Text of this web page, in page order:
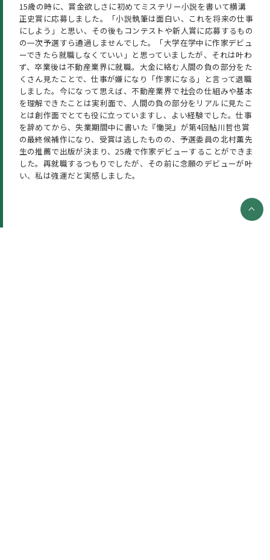
15歳の時に、賞金欲しさに初めてミステリー小説を書いて横溝
正史賞に応募しました。「小説執筆は面白い、これを将来の仕事
にしよう」と思い、その後もコンテストや新人賞に応募するもの
の一次予選すら通過しませんでした。「大学在学中に作家デビュ
ーできたら就職しなくていい」と思っていましたが、それは叶わ
ず、卒業後は不動産業界に就職。大金に絡む人間の負の部分をた
くさん見たことで、仕事が嫌になり「作家になる」と言って退職
しました。今になって思えば、不動産業界で社会の仕組みや基本
を理解できたことは実利面で、人間の負の部分をリアルに見たこ
とは創作面でとても役に立っていますし、よい経験でした。仕事
を辞めてから、失業期間中に書いた『慟哭』が第4回鮎川哲也賞
の最終候補作になり、受賞は逃したものの、予選委員の北村薫先
生の推薦で出版が決まり、25歳で作家デビューすることができま
した。再就職するつもりでしたが、その前に念願のデビューが叶
い、私は強運だと実感しました。